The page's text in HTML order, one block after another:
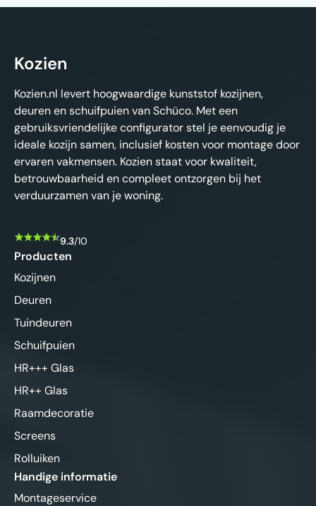
Kozien
Kozien.nl levert hoogwaardige kunststof kozijnen,
deuren en schuifpuien van Schüco. Met een
gebruiksvriendelijke configurator stel je eenvoudig je
ideale kozijn samen, inclusief kosten voor montage door
ervaren vakmensen. Kozien staat voor kwaliteit,
betrouwbaarheid en compleet ontzorgen bij het
verduurzamen van je woning.
9.3/10
Producten
Kozijnen
Deuren
Tuindeuren
Schuifpuien
HR+++ Glas
HR++ Glas
Raamdecoratie
Screens
Rolluiken
Handige informatie
Montageservice